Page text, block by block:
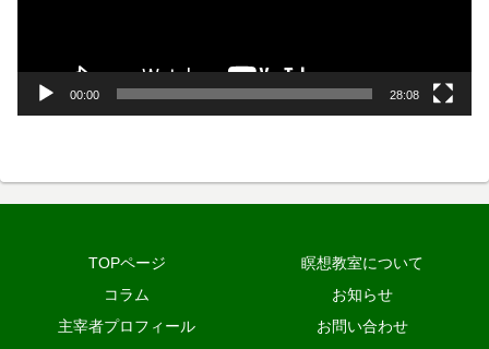
00:00 28:08
TOPページ
瞑想教室について
コラム
お知らせ
主宰者プロフィール
お問い合わせ